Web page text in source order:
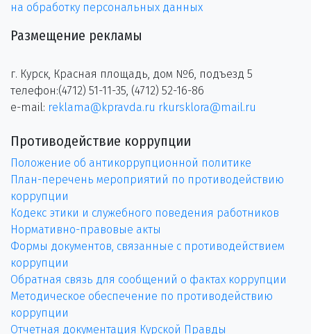
на обработку персональных данных
Размещение рекламы
г. Курск, Красная площадь, дом №6, подъезд 5
телефон:(4712) 51-11-35, (4712) 52-16-86
e-mail: reklama@kpravda.ru rkursklora@mail.ru
Противодействие коррупции
Положение об антикоррупционной политике
План-перечень мероприятий по противодействию
коррупции
Кодекс этики и служебного поведения работников
Нормативно-правовые акты
Формы документов, связанные с противодействием
коррупции
Обратная связь для сообщений о фактах коррупции
Методическое обеспечение по противодействию
коррупции
Отчетная документация Курской Правды